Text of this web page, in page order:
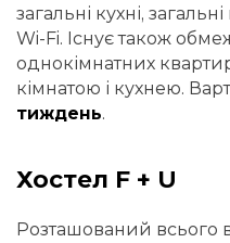
загальні кухні,
Wi-Fi. Існує також
однокімнатних
кімнатою і кухнею.
тиждень.
Хостел F + U
Розташований всього